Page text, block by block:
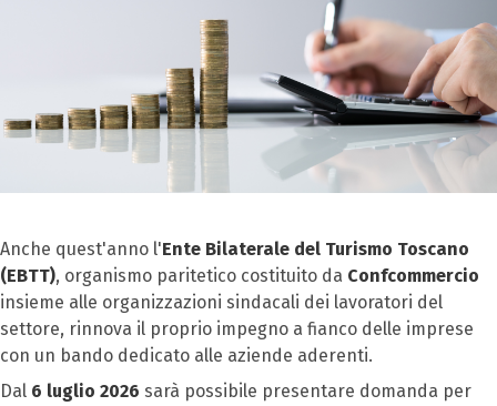
Anche quest'anno l'Ente Bilaterale del Turismo Toscano
(EBTT), organismo paritetico costituito da Confcommercio
insieme alle organizzazioni sindacali dei lavoratori del
settore, rinnova il proprio impegno a fianco delle imprese
con un bando dedicato alle aziende aderenti.
Dal 6 luglio 2026 sarà possibile presentare domanda per